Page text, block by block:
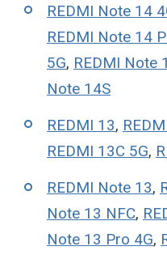
REDMI Note 14
REDMI Note 14
5G, REDMI Note
Note 14S
REDMI 13,
REDMI 13C 5G,
REDMI Note 13,
Note 13 NFC,
Note 13 Pro 4G,